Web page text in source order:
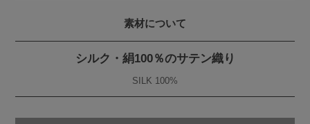
素材について
シルク・絹100％のサテン織り
SILK 100%